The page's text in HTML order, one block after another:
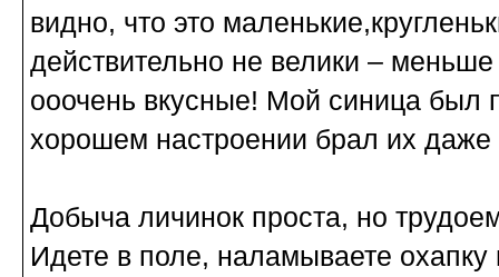
видно, что это
действительно не велики –
ооочень вкусные! Мой синица был
хорошем настроении брал их даже
Добыча личинок проста, но
Идете в поле, наламываете